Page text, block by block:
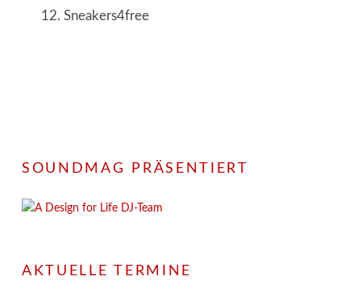
Sneakers4free
SOUNDMAG PRÄSENTIERT
AKTUELLE TERMINE